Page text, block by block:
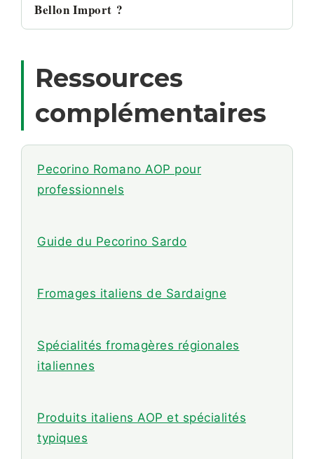
Bellon Import ?
Ressources
complémentaires
Pecorino Romano AOP pour
professionnels
Guide du Pecorino Sardo
Fromages italiens de Sardaigne
Spécialités fromagères régionales
italiennes
Produits italiens AOP et spécialités
typiques